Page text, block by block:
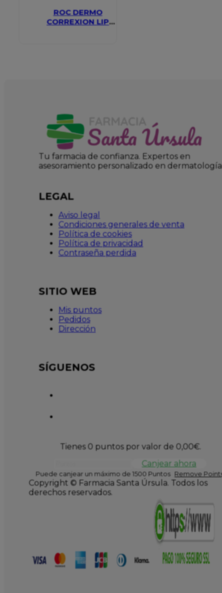
ROC DERMO
CORREXION LIP
Tu farmacia de confianza. Expertos en
asesoramiento personalizado en dermatología
LEGAL
Aviso legal
Condiciones generales de venta
Política de cookies
Política de privacidad
Contraseña perdida
SITIO WEB
Mis puntos
Pedidos
Dirección
SÍGUENOS
Tienes 0 puntos por valor de 0,00€.
Canjear ahora
Puede canjear un máximo de 1500 Puntos Remove
Copyright © Farmacia Santa Úrsula. Todos los
derechos reservados.